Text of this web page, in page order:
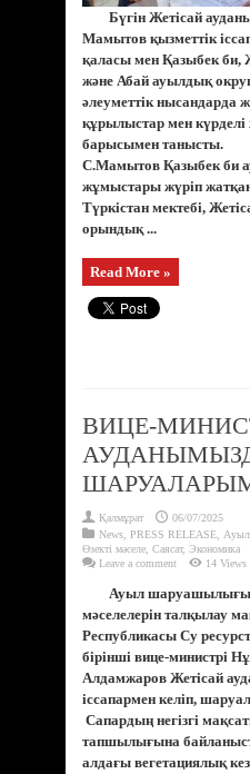
Бүгін Жетісай
Мамытов қызметтік
қаласы мен Қазыбек
және Абай ауылдық
әлеуметтік нысандарда
құрылыстар мен
барысымен танысты.
С.Мамытов Қазыбек би
жұмыстары жүріп
Түркістан мектебі,
орындық ...
Read More »
ВИЦЕ-
Қалмұрат
06/07/2025
News PRESS RELEASE
Өзекті мәселе Саясат, Экономика
Leave a comment
14 Views
Ауыл шаруашылығы
мәселелерін талқылау
Республикасы Су
бірінші вице-министрі
Алдамжаров Жетісай
іссапармен келіп,
Сапардың негізгі
тапшылығына
алдағы вегетациялық